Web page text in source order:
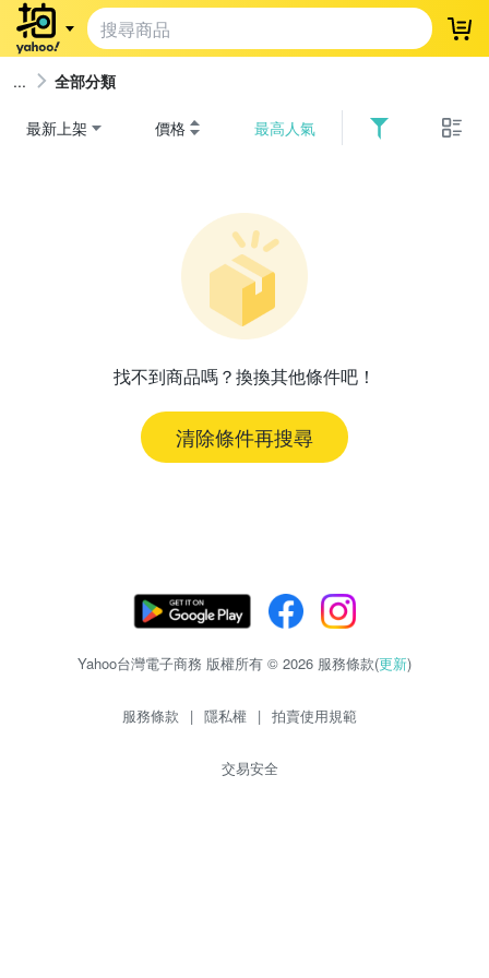
登
全部分類
最新上架 價格 最高人氣
找不到商品嗎？換換其他條件吧！
清除條件再搜尋
Yahoo台灣電子商務 版權所有 © 2026 服務條款(更新)
服務條款 | 隱私權 | 拍賣使用規範
交易安全